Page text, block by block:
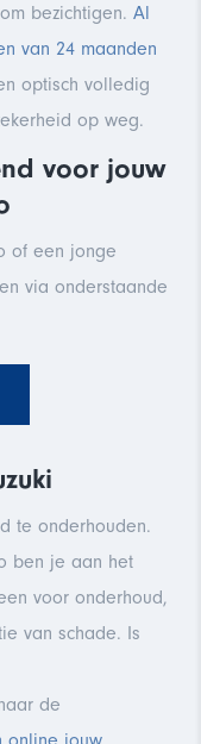
bezichtigen. Al
van 24 maanden
optisch volledig
op weg.
voor jouw
of een jonge
via onderstaande
te onderhouden.
ben je aan het
voor onderhoud,
van schade. Is
de